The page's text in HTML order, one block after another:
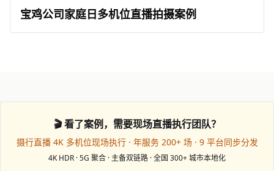
宝鸡公司家庭日多机位直播拍摄案例
🎬 看了案例，需要现场直播执行团队？
摄行直播 4K 多机位现场执行 · 年服务 200+ 场 · 9 平台同步分发
4K HDR · 5G 聚合 · 主备双链路 · 全国 300+ 城市本地化